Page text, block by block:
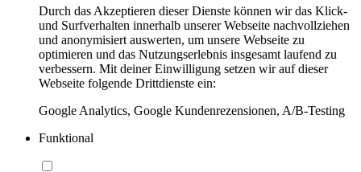
Durch das Akzeptieren dieser Dienste können wir das Klick-
und Surfverhalten innerhalb unserer Webseite nachvollziehen
und anonymisiert auswerten, um unsere Webseite zu
optimieren und das Nutzungserlebnis insgesamt laufend zu
verbessern. Mit deiner Einwilligung setzen wir auf dieser
Webseite folgende Drittdienste ein:
Google Analytics, Google Kundenrezensionen, A/B-Testing
Funktional